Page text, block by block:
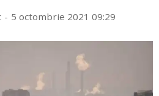
5 octombrie 2021 09:29